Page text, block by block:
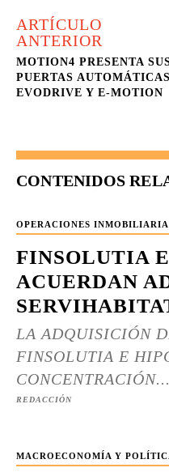
ARTÍCULO
ANTERIOR
MOTION4 PRESENTA
PUERTAS AUTOMÁTICAS
EVODRIVE Y E-MOTION
CONTENIDOS
OPERACIONES
FINSOLUTIA
ACUERDAN
LA ADQUISICIÓN
FINSOLUTIA E
CONCENTRACIÓN...
REDACCIÓN
MACROECONOMÍA Y